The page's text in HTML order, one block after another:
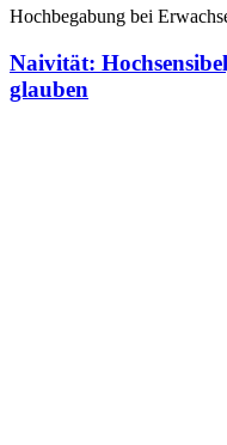
Hochbegabung bei
Naivität:
glauben